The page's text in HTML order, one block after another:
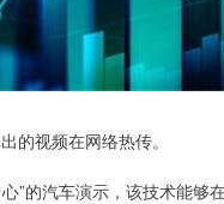
的视频在网络热传。
”的汽车演示，该技术能够